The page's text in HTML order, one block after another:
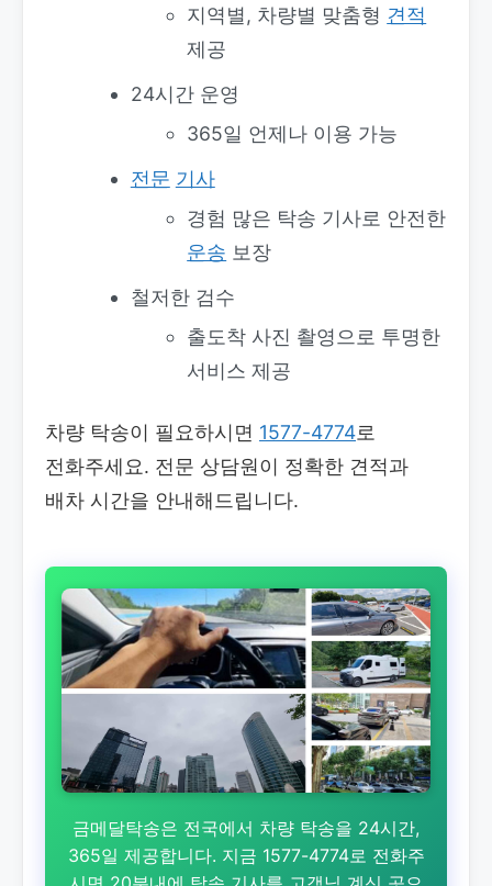
지역별, 차량별 맞춤형 견적
제공
24시간 운영
365일 언제나 이용 가능
전문 기사
경험 많은 탁송 기사로 안전한
운송 보장
철저한 검수
출도착 사진 촬영으로 투명한
서비스 제공
차량 탁송이 필요하시면 1577-4774로
전화주세요. 전문 상담원이 정확한 견적과
배차 시간을 안내해드립니다.
금메달탁송은 전국에서 차량 탁송을 24시간,
365일 제공합니다. 지금 1577-4774로 전화주